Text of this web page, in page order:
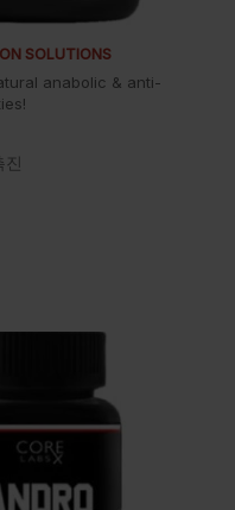
SOLUTIONS
anabolic & anti-
진